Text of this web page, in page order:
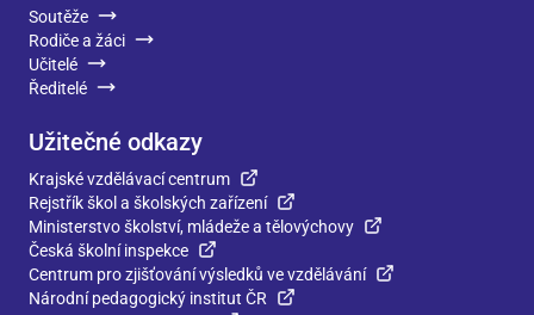
Soutěže
Rodiče a žáci
Učitelé
Ředitelé
Užitečné odkazy
Krajské vzdělávací centrum
Rejstřík škol a školských zařízení
Ministerstvo školství, mládeže a tělovýchovy
Česká školní inspekce
Centrum pro zjišťování výsledků ve vzdělávání
Národní pedagogický institut ČR